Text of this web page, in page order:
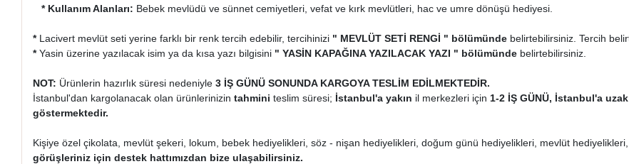
* Kullanım Alanları: Bebek mevlüdü ve sünnet cemiyetleri, vefat ve kırk mevlütleri, hac ve umre dönüşü hediyesi.
*Lacivert mevlüt seti yerine farklı bir renk tercih edebilir, tercihinizi " MEVLÜT SETİ RENGİ " bölümünde belirtebilirsiniz. Tercih
*Yasin üzerine yazılacak isim ya da kısa yazı bilgisini " YASİN KAPAĞINA YAZILACAK YAZI " bölümünde belirtebilirsiniz.
NOT: Ürünlerin hazırlık süresi nedeniyle3 İŞ GÜNÜ SONUNDA KARGOYA TESLİM EDİLMEKTEDİR.
İstanbul'dan kargolanacak olan ürünlerinizin tahmini teslim süresi; İstanbul'a yakın il merkezleri için 1-2 İŞ GÜNÜ, İstanbul'a
göstermektedir.
Kişiye özel çikolata, mevlüt şekeri, lokum, bebek hediyelikleri, söz - nişan hediyelikleri, doğum günü hediyelikleri, mevlüt
görüşleriniz için destek hattımızdan bize ulaşabilirsiniz.